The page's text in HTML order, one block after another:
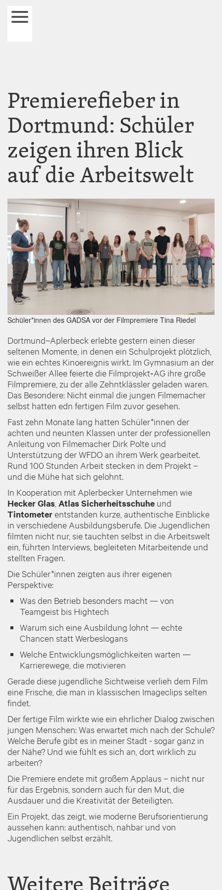
zum
Inhalt Navigation
Premierefieber in
Dortmund: Schüler
zeigen ihren Blick
auf die Arbeitswelt
Image
Schüler*innen des GADSA vor der Filmpremiere Tina Riedel
Dortmund–Aplerbeck erlebte gestern einen dieser
seltenen Momente, in denen ein Schulprojekt plötzlich,
wie ein echtes Kinoereignis wirkt. Im Gymnasium an der
Schweißer Allee feierte die Filmprojekt‑AG ihre große
Filmpremiere, zu der alle Zehntklässler geladen waren.
Das Besondere: Nicht einmal die jungen Filmemacher
selbst hatten edn fertigen Film zuvor gesehen.
Fast zehn Monate lang hatten Schüler*innen der
achten und neunten Klassen unter der professionellen
Anleitung von Filmemacher Dirk Polte und
Unterstützung der WFDO an ihrem Werk gearbeitet.
Rund 100 Stunden Arbeit stecken in dem Projekt –
und die Mühe hat sich gelohnt.
In Kooperation mit Aplerbecker Unternehmen wie
Hecker Glas Atlas Sicherheitsschuhe und
Tintometerentstanden kurze, authentische Einblicke
in verschiedene Ausbildungsberufe. Die Jugendlichen
filmten nicht nur, sie tauchten selbst in die Arbeitswelt
ein, führten Interviews, begleiteten Mitarbeitende und
stellten Fragen.
Die Schüler*innen zeigten aus ihrer eigenen
Perspektive:
Was den Betrieb besonders macht — von
Teamgeist bis Hightech
Warum sich eine Ausbildung lohnt — echte
Chancen statt Werbeslogans
Welche Entwicklungsmöglichkeiten warten —
Karrierewege, die motivieren
Gerade diese jugendliche Sichtweise verlieh dem Film
eine Frische, die man in klassischen Imageclips selten
findet.
Der fertige Film wirkte wie ein ehrlicher Dialog zwischen
jungen Menschen: Was erwartet mich nach der Schule?
Welche Berufe gibt es in meiner Stadt - sogar ganz in
der Nähe? Und wie fühlt es sich an, dort wirklich zu
arbeiten?
Die Premiere endete mit großem Applaus – nicht nur
für das Ergebnis, sondern auch für den Mut, die
Ausdauer und die Kreativität der Beteiligten.
Ein Projekt, das zeigt, wie moderne Berufsorientierung
aussehen kann: authentisch, nahbar und von
Jugendlichen selbst erzählt.